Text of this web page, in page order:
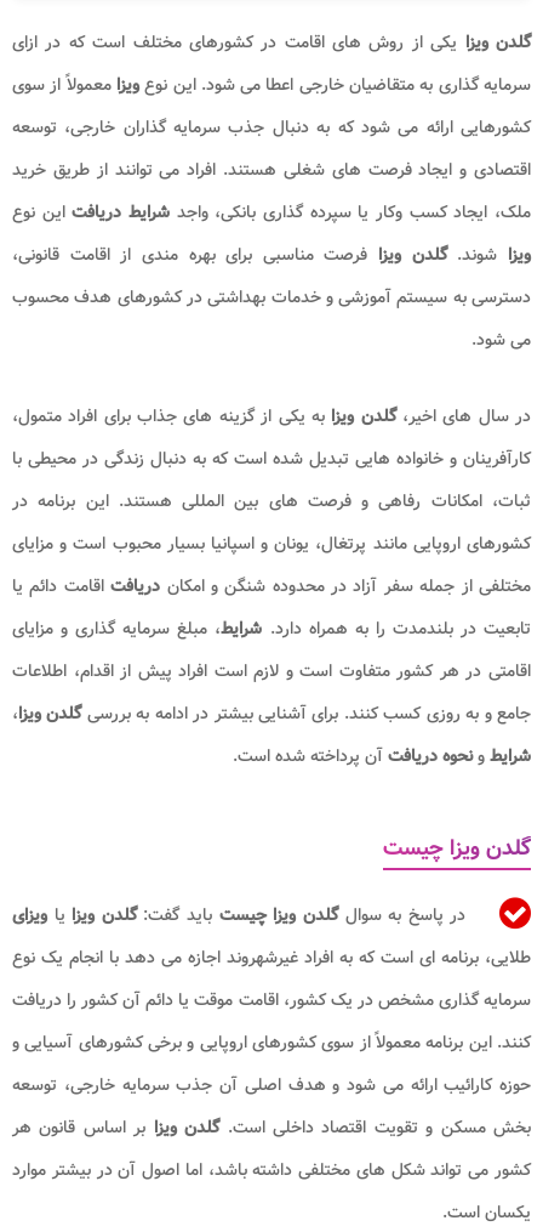
گلدن ویزا یکی از روش های اقامت در کشورهای مختلف است که در ازای
سرمایه گذاری به متقاضیان خارجی اعطا می شود. این نوعویزامعمولاً از سوی
کشورهایی ارائه می شود که به دنبال جذب سرمایه گذاران خارجی، توسعه
اقتصادی و ایجاد فرصت های شغلی هستند. افراد می توانند از طریق خرید
ملک، ایجاد کسب وکار یا سپرده گذاری بانکی، واجد شرایط دریافتاین نوع
ویزا شوند.گلدن ویزا فرصت مناسبی برای بهره مندی از اقامت قانونی،
دسترسی به سیستم آموزشی و خدمات بهداشتی در کشورهای هدف محسوب
می شود.
در سال های اخیر،گلدن ویزابه یکی از گزینه های جذاب برای افراد متمول،
کارآفرینان و خانواده هایی تبدیل شده است که به دنبال زندگی در محیطی با
ثبات، امکانات رفاهی و فرصت های بین المللی هستند. این برنامه در
کشورهای اروپایی مانند پرتغال، یونان و اسپانیا بسیار محبوب است و مزایای
مختلفی از جمله سفر آزاد در محدوده شنگن و امکان دریافتاقامت دائم یا
تابعیت در بلندمدت را به همراه دارد. شرایط، مبلغ سرمایه گذاری و مزایای
اقامتی در هر کشور متفاوت است و لازم است افراد پیش از اقدام، اطلاعات
جامع و به روزی کسب کنند. برای آشنایی بیشتر در ادامه به بررسیگلدن ویزا،
شرایطونحوه دریافتآن پرداخته شده است.
گلدن ویزا چیست
در پاسخ به سوال گلدن ویزا چیست باید گفت:گلدن ویزا یا ویزای
طلایی، برنامه ای است که به افراد غیرشهروند اجازه می دهد با انجام یک نوع
سرمایه گذاری مشخص در یک کشور، اقامت موقت یا دائم آن کشور را دریافت
کنند. این برنامه معمولاً از سوی کشورهای اروپایی و برخی کشورهای آسیایی و
حوزه کارائیب ارائه می شود و هدف اصلی آن جذب سرمایه خارجی، توسعه
بخش مسکن و تقویت اقتصاد داخلی است.گلدن ویزا بر اساس قانون هر
کشور می تواند شکل های مختلفی داشته باشد، اما اصول آن در بیشتر موارد
یکسان است.